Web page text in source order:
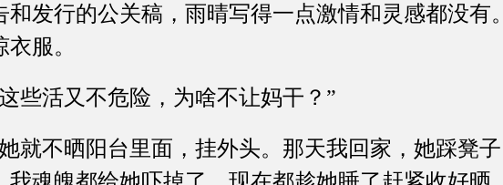
发行的公关稿，雨晴写得一点激情和灵感都没有。
服。
活又不危险，为啥不让妈干？”
不晒阳台里面，挂外头。那天我回家，她踩凳子